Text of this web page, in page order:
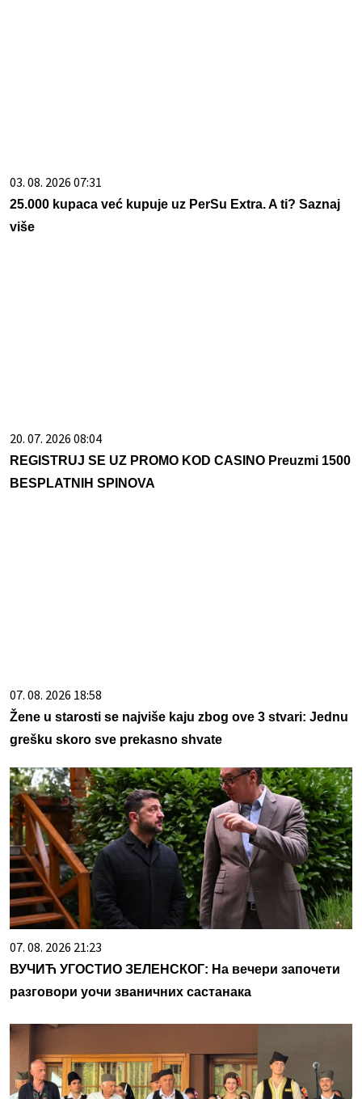
03. 08. 2026 07:31
25.000 kupaca već kupuje uz PerSu Extra. A ti? Saznaj
više
20. 07. 2026 08:04
REGISTRUJ SE UZ PROMO KOD CASINO Preuzmi 1500
BESPLATNIH SPINOVA
07. 08. 2026 18:58
Žene u starosti se najviše kaju zbog ove 3 stvari: Jednu
grešku skoro sve prekasno shvate
07. 08. 2026 21:23
ВУЧИЋ УГОСТИО ЗЕЛЕНСКОГ: На вечери започети
разговори уочи званичних састанака